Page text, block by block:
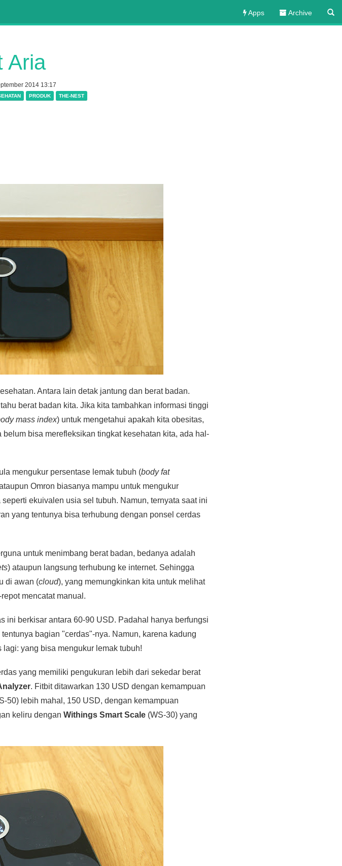
Apps Archive
Aria
2014 13:17
PRODUK THE-NEST
Antara lain detak jantung dan berat badan.
berat badan kita. Jika kita tambahkan informasi tinggi
mass index) untuk mengetahui apakah kita obesitas,
bisa merefleksikan tingkat kesehatan kita, ada hal-
mengukur persentase lemak tubuh (body fat
Omron biasanya mampu untuk mengukur
ekuivalen usia sel tubuh. Namun, ternyata saat ini
yang tentunya bisa terhubung dengan ponsel cerdas
untuk menimbang berat badan, bedanya adalah
) ataupun langsung terhubung ke internet. Sehingga
di awan (cloud), yang memungkinkan kita untuk melihat
mencatat manual.
ini berkisar antara 60-90 USD. Padahal hanya berfungsi
bagian "cerdas"-nya. Namun, karena kadung
yang bisa mengukur lemak tubuh!
yang memiliki pengukuran lebih dari sekedar berat
. Fitbit ditawarkan 130 USD dengan kemampuan
50) lebih mahal, 150 USD, dengan kemampuan
keliru dengan Withings Smart Scale (WS-30) yang